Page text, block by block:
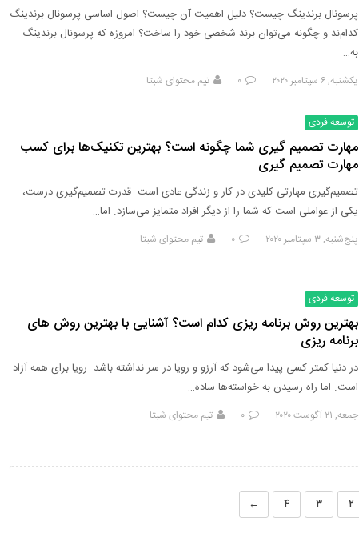
پرسونال برندینگ چیست؟ دلیل اهمیت آن چیست؟ اصول اساسی پرسونال برندینگ
کدام‌ند و چگونه می‌توان برند شخصی خود را ساخت؟ امروزه که پرسونال برندینگ
به…
یکشنبه, ۶ سپتامبر ۲۰۲۰ ۰ تیم محتوای شبتا
توسعه فردی
مهارت تصمیم‌ گیری شما چگونه است؟ بهترین تکنیک‌ها برای کسب
مهارت تصمیم گیری
تصمیم‌گیری مهارتی کلیدی در کار و زندگی عادی است. قدرت تصمیم‌گیری درست،
یکی از عواملی است که شما را از دیگر افراد متمایز می‌سازد. اما…
پنج‌شنبه, ۳ سپتامبر ۲۰۲۰ ۰ تیم محتوای شبتا
توسعه فردی
بهترین روش برنامه ریزی کدام است؟ آشنایی با بهترین روش های
برنامه ریزی
در دنیا کمتر کسی پیدا می‌شود که آرزو و رویا در سر نداشته باشد. رویا برای همه آزاد
است. اما راه رسیدن به خواسته‌ها ساده…
جمعه, ۲۱ آگوست ۲۰۲۰ ۰ تیم محتوای شبتا
۲ ۳ ۴ ←